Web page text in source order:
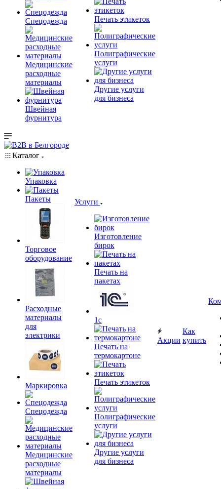
Спецодежда
Медицинские
расходные
материалы
Швейная
фурнитура
Печать этикеток
Полиграфические
услуги
Другие услуги
для бизнеса
Каталог
Упаковка
Пакеты
Торговое
оборудование
Расходные
материалы
для
электрики
Маркировка
Спецодежда
Медицинские
расходные
материалы
Услуги
Изготовление
бирок
Печать на
пакетах
1c
Печать на
термокартоне
Печать этикеток
Полиграфические
услуги
Другие услуги
для бизнеса
Акции
Как
купить